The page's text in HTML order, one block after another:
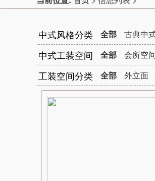
中式风格分类 全部 古典中
中式工装空间 全部 会所空
工装空间分类 全部 外立面